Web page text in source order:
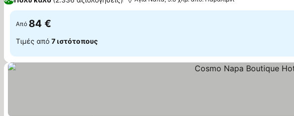
Από 84 €
Τιμές από 7 ιστότοπους